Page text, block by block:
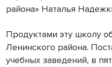
района» Наталья
Продуктами эту школу
Ленинского района.
учебных заведений, в